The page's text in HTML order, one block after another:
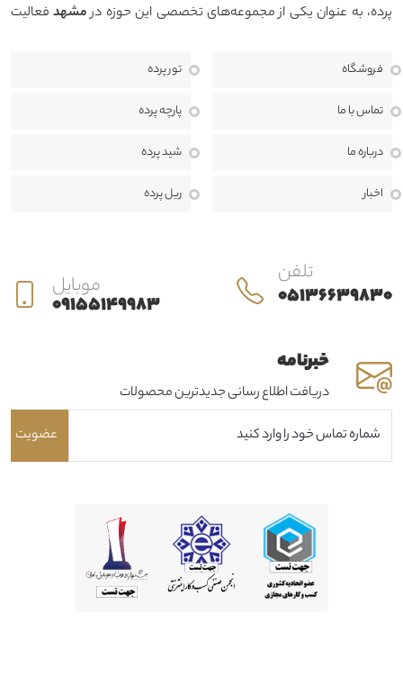
فروشگاه
تماس با ما
درباره ما
اخبار
تور پرده
پارچه پرده
شید پرده
ریل پرده
پرده، به عنوان یکی از مجموعه‌های تخصصی این حوزه درمشهد فعالیت
منزل، محل کار یا پروژه‌های تجاری برای مشتریان خود خلق کنیم.
انتخاب پرده تنها یک خرید ساده نیست، بلکه بخشی مهم از طراحی داخلی و
تا اندازه‌گیری، طراحی، دوخت، نصب و خدمات پس از فروش، در کنار مشتریان
خبرنامه
دریافت اطلاع رسانی جدیدترین محصولات
تلفن
05136639830 موبایل
09155149983
عضویت